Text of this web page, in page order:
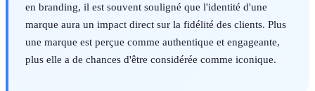
en branding, il est souvent souligné que l'identité d'une
marque aura un impact direct sur la fidélité des clients. Plus
une marque est perçue comme authentique et engageante,
plus elle a de chances d'être considérée comme iconique.